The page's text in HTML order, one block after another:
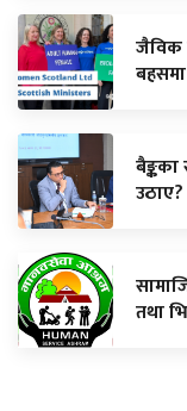
जैविक
उठाए?
तथा